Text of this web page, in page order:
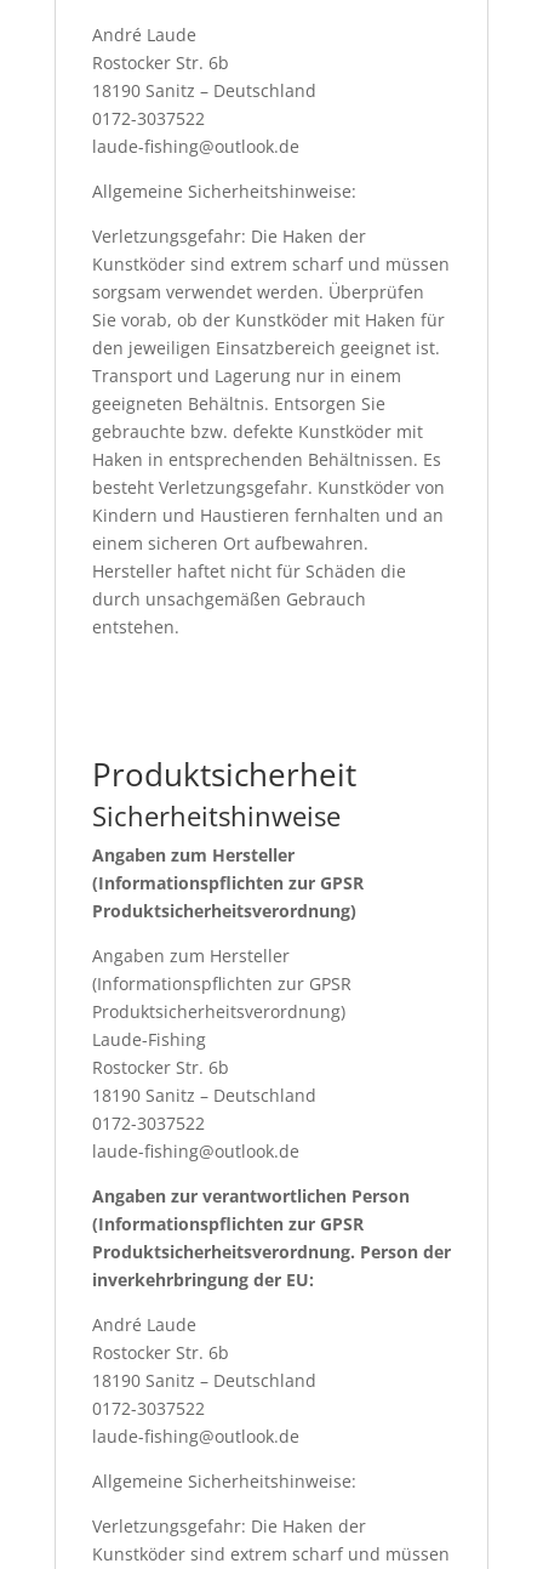
André Laude
Rostocker Str. 6b
18190 Sanitz – Deutschland
0172-3037522
laude-fishing@outlook.de
Allgemeine Sicherheitshinweise:
Verletzungsgefahr: Die Haken der
Kunstköder sind extrem scharf und müssen
sorgsam verwendet werden. Überprüfen
Sie vorab, ob der Kunstköder mit Haken für
den jeweiligen Einsatzbereich geeignet ist.
Transport und Lagerung nur in einem
geeigneten Behältnis. Entsorgen Sie
gebrauchte bzw. defekte Kunstköder mit
Haken in entsprechenden Behältnissen. Es
besteht Verletzungsgefahr. Kunstköder von
Kindern und Haustieren fernhalten und an
einem sicheren Ort aufbewahren.
Hersteller haftet nicht für Schäden die
durch unsachgemäßen Gebrauch
entstehen.
Produktsicherheit
Sicherheitshinweise
Angaben zum Hersteller
(Informationspflichten zur GPSR
Produktsicherheitsverordnung)
Angaben zum Hersteller
(Informationspflichten zur GPSR
Produktsicherheitsverordnung)
Laude-Fishing
Rostocker Str. 6b
18190 Sanitz – Deutschland
0172-3037522
laude-fishing@outlook.de
Angaben zur verantwortlichen Person
(Informationspflichten zur GPSR
Produktsicherheitsverordnung. Person der
inverkehrbringung der EU:
André Laude
Rostocker Str. 6b
18190 Sanitz – Deutschland
0172-3037522
laude-fishing@outlook.de
Allgemeine Sicherheitshinweise:
Verletzungsgefahr: Die Haken der
Kunstköder sind extrem scharf und müssen